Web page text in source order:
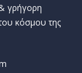
γρήγορη
κόσμου της